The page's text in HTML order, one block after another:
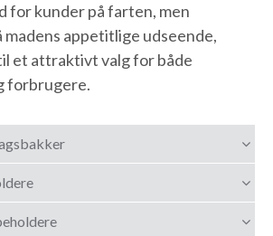
for kunder på farten, men
appetitlige udseende,
et attraktivt valg for både
forbrugere.